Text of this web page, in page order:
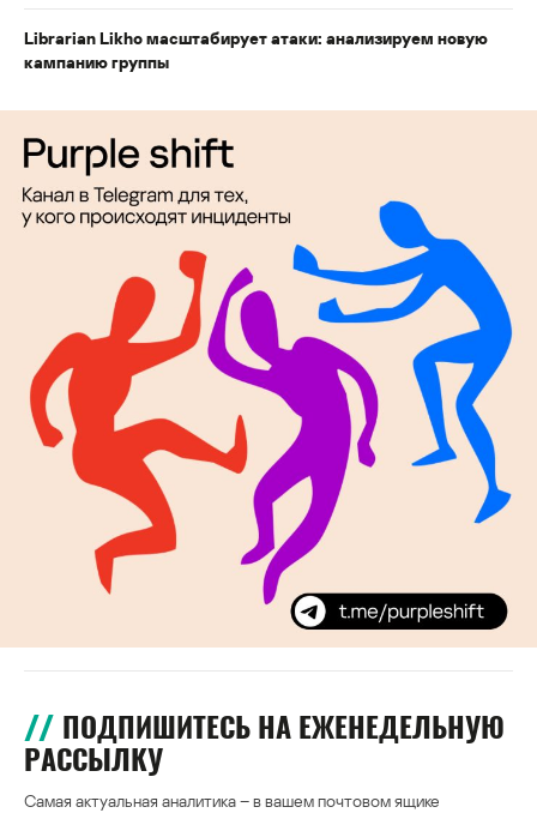
Librarian Likho масштабирует атаки: анализируем новую
кампанию группы
ПОДПИШИТЕСЬ НА ЕЖЕНЕДЕЛЬНУЮ
РАССЫЛКУ
Самая актуальная аналитика – в вашем почтовом ящике